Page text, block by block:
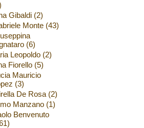
Gibaldi(2)
Monte(43)
(6)
Leopoldo(2)
Fiorello(5)
Mauricio
(3)
De Rosa(2)
Manzano(1)
Benvenuto